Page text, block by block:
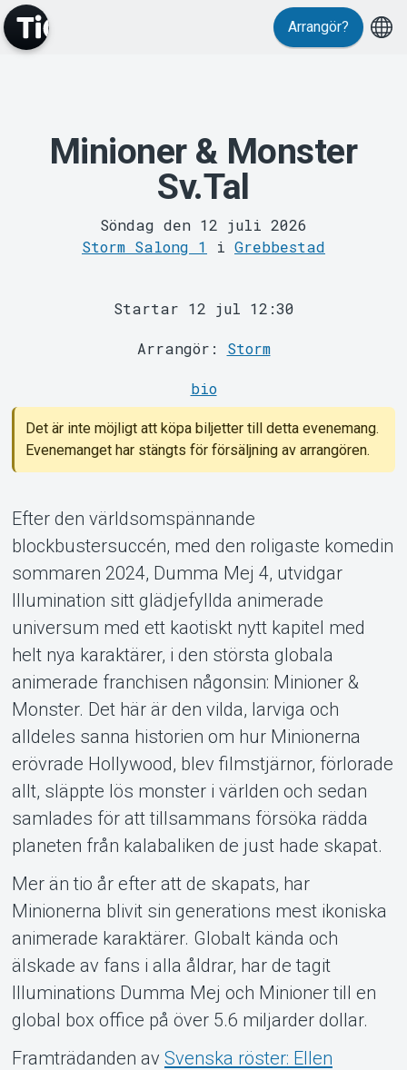
Evenemang
MyTickster
Support
Om Tickster
Arrangör?
Minioner & Monster
Sv.Tal
Söndag den 12 juli 2026
Storm Salong 1
i Grebbestad
Startar 12 jul 12:30
Arrangör: Storm
bio
Det är inte möjligt att köpa biljetter till detta evenemang.
Evenemanget har stängts för försäljning av arrangören.
Efter den världsomspännande
blockbustersuccén, med den roligaste komedin
sommaren 2024, Dumma Mej 4, utvidgar
Illumination sitt glädjefyllda animerade
universum med ett kaotiskt nytt kapitel med
helt nya karaktärer, i den största globala
animerade franchisen någonsin: Minioner &
Monster. Det här är den vilda, larviga och
alldeles sanna historien om hur Minionerna
erövrade Hollywood, blev filmstjärnor, förlorade
allt, släppte lös monster i världen och sedan
samlades för att tillsammans försöka rädda
planeten från kalabaliken de just hade skapat.
Mer än tio år efter att de skapats, har
Minionerna blivit sin generations mest ikoniska
animerade karaktärer. Globalt kända och
älskade av fans i alla åldrar, har de tagit
Illuminations Dumma Mej och Minioner till en
global box office på över 5.6 miljarder dollar.
Framträdanden av Svenska röster: Ellen